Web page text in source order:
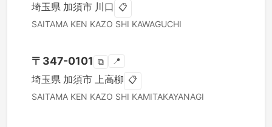
埼玉県 加須市 川口 📋
SAITAMA KEN KAZO SHI KAWAGUCHI
〒 347-0101 ⧉ 📍
埼玉県 加須市 上高柳 📋
SAITAMA KEN KAZO SHI KAMITAKAYANAGI